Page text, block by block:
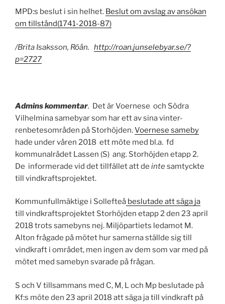
MPD:s beslut i sin helhet. Beslut om avslag av ansökan
om tillstånd(1741-2018-87)
/Brita Isaksson, Röån. http://roan.junselebyar.se/?
p=2727
Admins kommentar. Det är Voernese och Södra
Vilhelmina samebyar som har ett av sina vinter-
renbetesområden på Storhöjden.Voernese sameby
hade under våren 2018 ett möte med bl.a. fd
kommunalrådet Lassen (S) ang. Storhöjden etapp 2.
De informerade vid det tillfället att de intesamtyckte
till vindkraftsprojektet.
Kommunfullmäktige i Sollefteå beslutade att säga ja
till vindkraftsprojektet Storhöjden etapp 2 den 23 april
2018 trots samebyns nej. Miljöpartiets ledamot M.
Alton frågade på mötet hur samerna ställde sig till
vindkraft i området, men ingen av dem som var med på
mötet med samebyn svarade på frågan.
S och V tillsammans med C, M, L och Mp beslutade på
Kf:s möte den 23 april 2018 att säga ja till vindkraft på